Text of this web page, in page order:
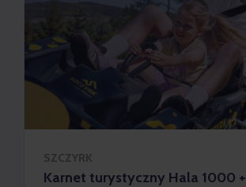
SZCZYRK
Karnet turystyczny Hala 1000 +